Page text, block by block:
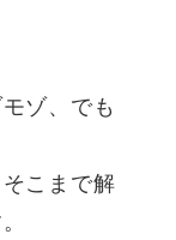
ゾ、でも
こまで解